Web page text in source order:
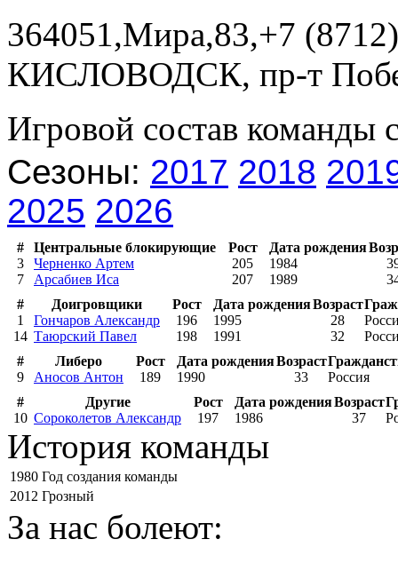
364051,Мира,83,+7
КИСЛОВОДСК, пр-т
Игровой состав команды
Сезоны: 2017 2018
2025 2026
# Центральные блокирующие Рост Дата рождения
3
Черненко Артем 205 1984
7
Арсабиев Иса 207 1989
#
Доигровщики Рост Дата рожденияВозраст
1
Гончаров Александр 196 1995 28
14 Таюрский Павел 198 1991 32
#
Либеро Рост Дата рожденияВозраст
9
Аносов Антон 189 1990 33
Россия
#
Другие Рост Дата рожденияВозраст
10 Сороколетов Александр 197 1986 37
История команды
1980 Год создания команды
2012 Грозный
За нас болеют: